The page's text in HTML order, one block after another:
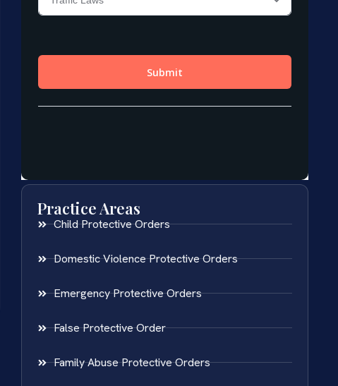
Practice Areas
Child Protective Orders
Domestic Violence Protective Orders
Emergency Protective Orders
False Protective Order
Family Abuse Protective Orders